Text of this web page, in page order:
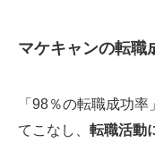
マケキャンの転職
「98％の転職成功
てこなし、 転職活動